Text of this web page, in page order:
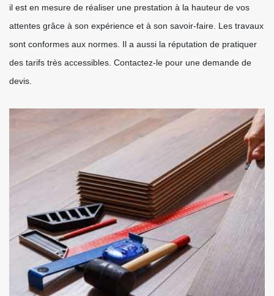
il est en mesure de réaliser une prestation à la hauteur de vos
attentes grâce à son expérience et à son savoir-faire. Les travaux
sont conformes aux normes. Il a aussi la réputation de pratiquer
des tarifs très accessibles. Contactez-le pour une demande de
devis.